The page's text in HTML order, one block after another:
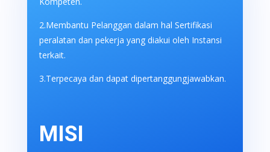
2.Membantu Pelanggan dalam hal Sertifikasi
peralatan dan pekerja yang diakui oleh Instansi
terkait.
3.Terpecaya dan dapat dipertanggungjawabkan.
MISI